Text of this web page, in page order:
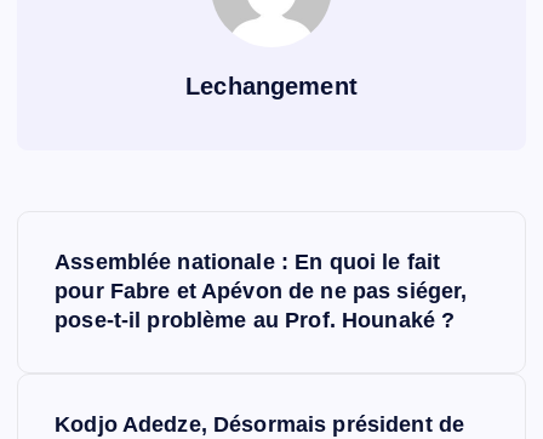
Lechangement
Assemblée nationale : En quoi le fait
pour Fabre et Apévon de ne pas siéger,
pose-t-il problème au Prof. Hounaké ?
Kodjo Adedze, Désormais président de